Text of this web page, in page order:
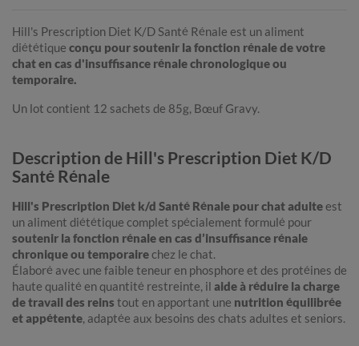
Hill's Prescription Diet K/D Santé Rénale est un aliment
diététique conçu pour soutenir la fonction rénale de votre
chat en cas d'insuffisance rénale chronologique ou
temporaire.
Un lot contient 12 sachets de 85g, Bœuf Gravy.
Description de Hill's Prescription Diet K/D
Santé Rénale
Hill's Prescription Diet k/d Santé Rénale pour chat adulteest
un aliment diététique complet spécialement formulé pour
soutenir la fonction rénale en cas d’insuffisance rénale
chronique ou temporairechez le chat.
Élaboré avec une faible teneur en phosphore et des protéines de
haute qualité en quantité restreinte, il aide à réduire la charge
de travail des reins tout en apportant une nutrition équilibrée
et appétente, adaptée aux besoins des chats adultes et seniors.